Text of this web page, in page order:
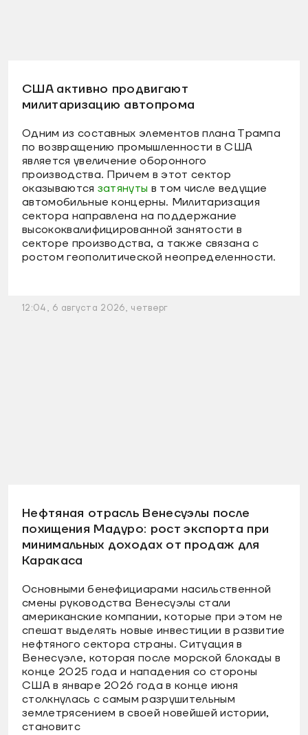
США активно продвигают
милитаризацию автопрома
Одним из составных элементов плана Трампа
по возвращению промышленности в США
является увеличение оборонного
производства. Причем в этот сектор
оказываются затянуты в том числе ведущие
автомобильные концерны. Милитаризация
сектора направлена на поддержание
высококвалифицированной занятости в
секторе производства, а также связана с
ростом геополитической неопределенности.
12:04, 6 августа 2026, четверг
Нефтяная отрасль Венесуэлы после
похищения Мадуро: рост экспорта при
минимальных доходах от продаж для
Каракаса
Основными бенефициарами насильственной
смены руководства Венесуэлы стали
американские компании, которые при этом не
спешат выделять новые инвестиции в развитие
нефтяного сектора страны. Ситуация в
Венесуэле, которая после морской блокады в
конце 2025 года и нападения со стороны
США в январе 2026 года в конце июня
столкнулась с самым разрушительным
землетрясением в своей новейшей истории,
становитс